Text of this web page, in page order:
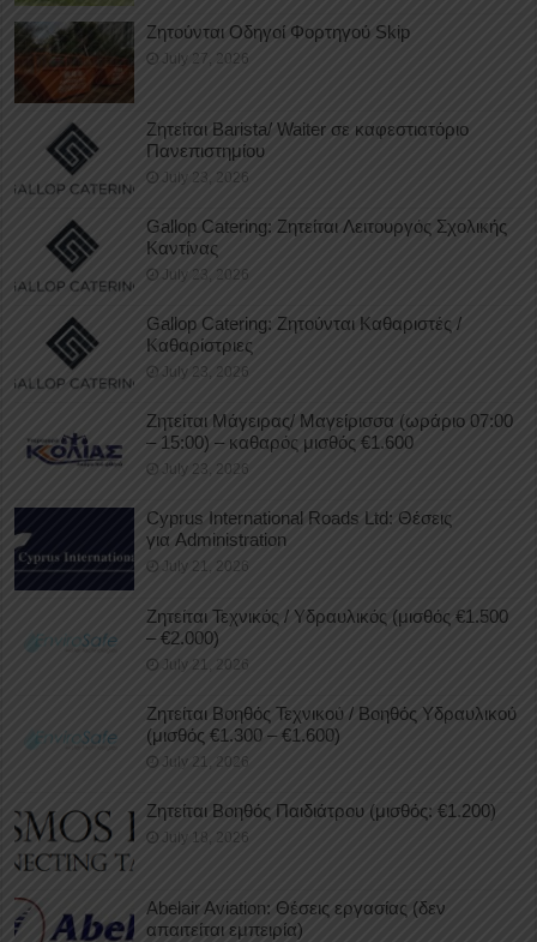
Ζητούνται Οδηγοί Φορτηγού Skip
July 27, 2026
Ζητείται Barista/ Waiter σε καφεστιατόριο
Πανεπιστημίου
July 23, 2026
Gallop Catering: Ζητείται Λειτουργός Σχολικής
Καντίνας
July 23, 2026
Gallop Catering: Ζητούνται Καθαριστές /
Καθαρίστριες
July 23, 2026
Ζητείται Μάγειρας/ Μαγείρισσα (ωράριο 07:00
– 15:00) – καθαρός μισθός €1.600
July 23, 2026
Cyprus International Roads Ltd: Θέσεις
για Administration
July 21, 2026
Ζητείται Τεχνικός / Υδραυλικός (μισθός €1.500
– €2.000)
July 21, 2026
Ζητείται Βοηθός Τεχνικού / Βοηθός Υδραυλικού
(μισθός €1.300 – €1.600)
July 21, 2026
Ζητείται Βοηθός Παιδιάτρου (μισθός: €1.200)
July 18, 2026
Abelair Aviation: Θέσεις εργασίας (δεν
απαιτείται εμπειρία)